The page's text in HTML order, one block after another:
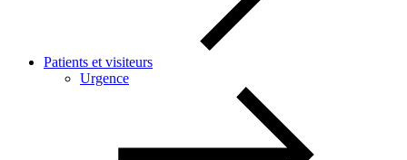
Patients et visiteurs
Urgence